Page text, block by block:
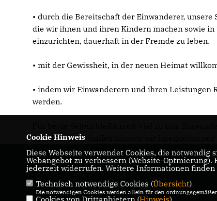
• durch die Bereitschaft der Einwanderer,
die wir ihnen und ihren Kindern machen sowie
einzurichten, dauerhaft in der Fremde zu leben.
• mit der Gewissheit, in der neuen Heimat
• indem wir Einwanderern und ihren
werden.
Bringschuld. Schaffen können wir Integration
Ruprecht Polenz
IMPRESSUM
DATENSCHUTZ
KONTAKT
Cookie Hinweis
Diese Webseite verwendet Cookies, die
Webangebot zu verbessern (Website-
jederzeit widerrufen. Weitere Informationen
Technisch notwendige Cookies (Übersicht)
Die notwendigen Cookies werden allein für den
Cookies von Drittanbietern (Hinweis)